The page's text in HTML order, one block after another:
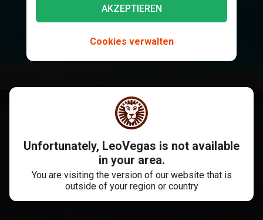
AKZEPTIEREN
Cookies verwalten
Unfortunately, LeoVegas is not available
in your area.
You are visiting the version of our website that is
outside of your region or country